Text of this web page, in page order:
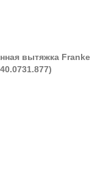
вытяжка Franke